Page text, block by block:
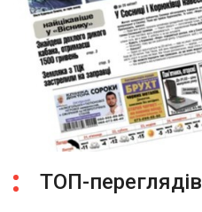
ТОП-переглядів